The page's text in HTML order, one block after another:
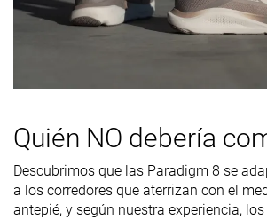
Durabilidad
del acolchado
Alta Media
Transpirabilidad Media Media
Anchura /
ajuste
Media Media
Quién NO debería
Descubrimos que las Paradigm 8 se
a los corredores que aterrizan con el
antepié, y según nuestra experiencia,